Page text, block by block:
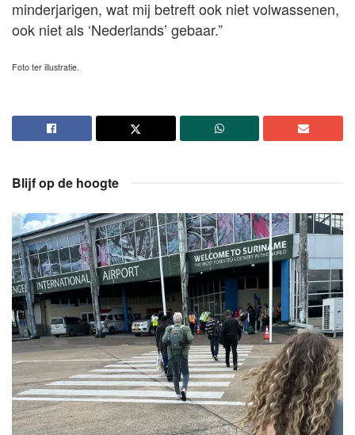
minderjarigen, wat mij betreft ook niet volwassenen,
ook niet als ‘Nederlands’ gebaar.”
Foto ter illustratie.
Blijf op de hoogte